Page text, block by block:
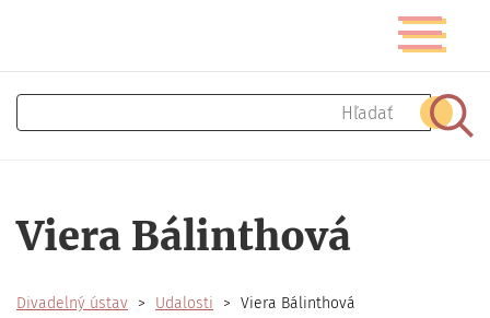
obsah
Prepnúť
navigáciu
Hľadať
Viera Bálinthová
Divadelný ústav Udalosti Viera Bálinthová